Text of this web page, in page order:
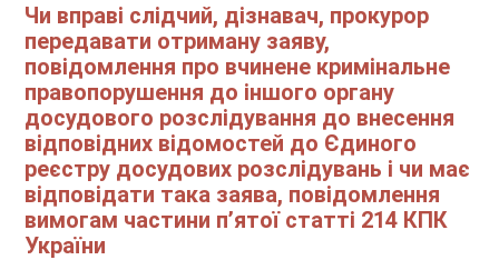
Чи вправі слідчий, дізнавач, прокурор
передавати отриману заяву,
повідомлення про вчинене кримінальне
правопорушення до іншого органу
досудового розслідування до внесення
відповідних відомостей до Єдиного
реєстру досудових розслідувань і чи має
відповідати така заява, повідомлення
вимогам частини п’ятої статті 214 КПК
України